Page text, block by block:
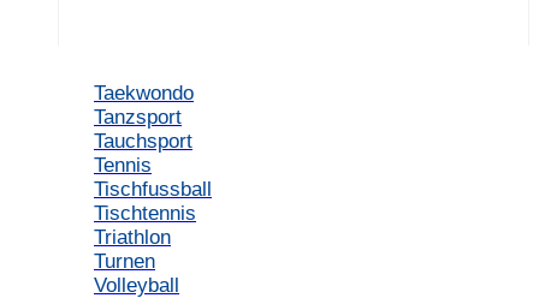
Taekwondo
Tanzsport
Tauchsport
Tennis
Tischfussball
Tischtennis
Triathlon
Turnen
Volleyball